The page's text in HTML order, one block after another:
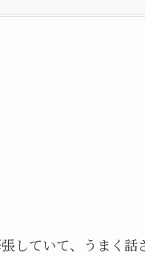
していて、うまく